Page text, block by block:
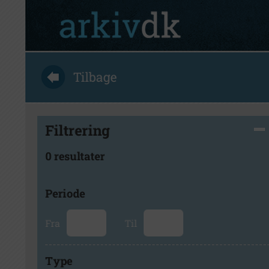
Tilbage
Filtrering
0 resultater
Periode
Fra Til
Type